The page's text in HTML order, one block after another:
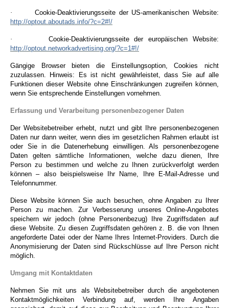
·Cookie-Deaktivierungsseite der US-amerikanischen Website:
http://optout.aboutads.info/?c=2#!/
· Cookie-Deaktivierungsseite der europäischen Website:
http://optout.networkadvertising.org/?c=1#!/
Gängige Browser bieten die Einstellungsoption, Cookies nicht
zuzulassen. Hinweis: Es ist nicht gewährleistet, dass Sie auf alle
Funktionen dieser Website ohne Einschränkungen zugreifen können,
wenn Sie entsprechende Einstellungen vornehmen.
Erfassung und Verarbeitung personenbezogener Daten
Der Websitebetreiber erhebt, nutzt und gibt Ihre personenbezogenen
Daten nur dann weiter, wenn dies im gesetzlichen Rahmen erlaubt ist
oder Sie in die Datenerhebung einwilligen.Als personenbezogene
Daten gelten sämtliche Informationen, welche dazu dienen, Ihre
Person zu bestimmen und welche zu Ihnen zurückverfolgt werden
können – also beispielsweise Ihr Name, Ihre E-Mail-Adresse und
Telefonnummer.
Diese Website können Sie auch besuchen, ohne Angaben zu Ihrer
Person zu machen. Zur Verbesserung unseres Online-Angebotes
speichern wir jedoch (ohne Personenbezug) Ihre Zugriffsdaten auf
diese Website. Zu diesen Zugriffsdaten gehören z. B. die von Ihnen
angeforderte Datei oder der Name Ihres Internet-Providers. Durch die
Anonymisierung der Daten sind Rückschlüsse auf Ihre Person nicht
möglich.
Umgang mit Kontaktdaten
Nehmen Sie mit uns als Websitebetreiber durch die angebotenen
Kontaktmöglichkeiten Verbindung auf, werden Ihre Angaben